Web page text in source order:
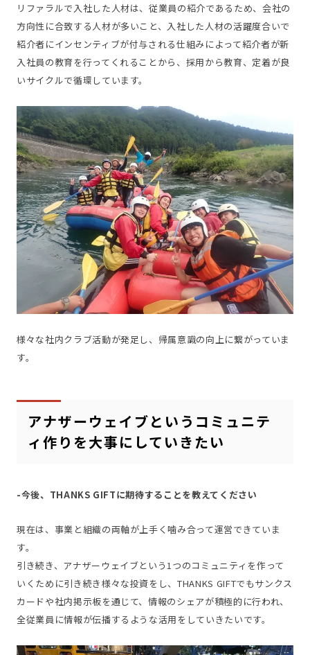
リファラルで入社した人材は、従業員の紹介であるため、会社の
方向性に合致する人材が多いこと、入社した人材の活躍度合いで
紹介者にインセンティブが付与される仕組みによって紹介者が新
入社員の教育を行ってくれることから、採用から教育、定着が良
いサイクルで循環しています。
様々な社内クラブ活動が発足し、帰属意識の向上に繋がっていま
す。
アナザーウェイブというコミュニテ
ィ作りを大事にしていきたい
-今後、THANKS GIFTに期待することを教えてください
現在は、事業と組織の両軸が上手く噛み合って運営できていま
す。
引き続き、アナザーウェイブという1つのコミュニティを作って
いくために引き続き様々な投資をし、THANKS GIFTでもサンクス
カードや社内掲示板を通じて、情報のシェアが積極的に行われ、
全従業員に情報が伝播するような活用をしていきたいです。